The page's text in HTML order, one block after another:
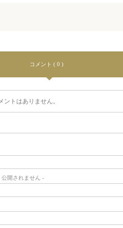
コメント ( 0 )
ントはありません。
公開されません -